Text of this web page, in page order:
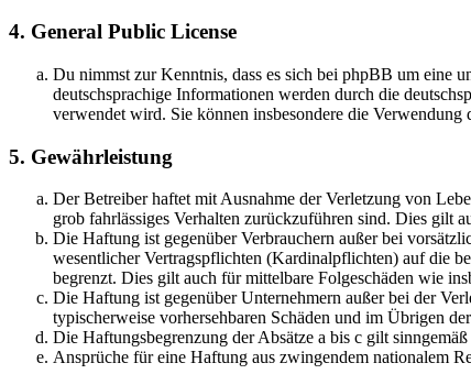
4. General Public License
Du nimmst zur Kenntnis, dass es sich bei phpBB um eine
deutschsprachige Informationen werden durch die
verwendet wird. Sie können insbesondere die
5. Gewährleistung
Der Betreiber haftet mit Ausnahme der Verletzung von
grob fahrlässiges Verhalten zurückzuführen sind. Dies gilt
Die Haftung ist gegenüber Verbrauchern außer bei
wesentlicher Vertragspflichten (Kardinalpflichten) auf die
begrenzt. Dies gilt auch für mittelbare Folgeschäden wie
Die Haftung ist gegenüber Unternehmern außer bei der
typischerweise vorhersehbaren Schäden und im Übrigen
Die Haftungsbegrenzung der Absätze a bis c gilt
Ansprüche für eine Haftung aus zwingendem nationalem